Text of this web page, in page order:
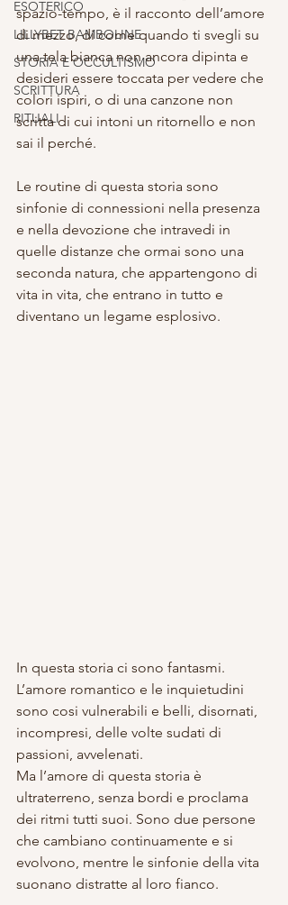
ESOTERICO
LILLYBET BAMBOLINE
STORIA E OCCULTISMO
SCRITTURA
RITUALI
spazio-tempo, è il racconto dell’amore
di mezzo, di come quando ti svegli su
una tela bianca non ancora dipinta e
desideri essere toccata per vedere che
colori ispiri, o di una canzone non
scritta di cui intoni un ritornello e non
sai il perché.
Le routine di questa storia sono
sinfonie di connessioni nella presenza
e nella devozione che intravedi in
quelle distanze che ormai sono una
seconda natura, che appartengono di
vita in vita, che entrano in tutto e
diventano un legame esplosivo.
In questa storia ci sono fantasmi.
L’amore romantico e le inquietudini
sono cosi vulnerabili e belli, disornati,
incompresi, delle volte sudati di
passioni, avvelenati.
Ma l’amore di questa storia è
ultraterreno, senza bordi e proclama
dei ritmi tutti suoi. Sono due persone
che cambiano continuamente e si
evolvono, mentre le sinfonie della vita
suonano distratte al loro fianco.